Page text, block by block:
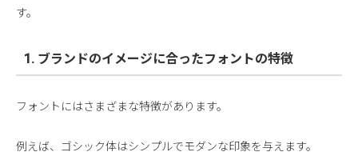
す。
1. ブランドのイメージに合ったフォントの特徴
フォントにはさまざまな特徴があります。
例えば、ゴシック体はシンプルでモダンな印象を与えます。